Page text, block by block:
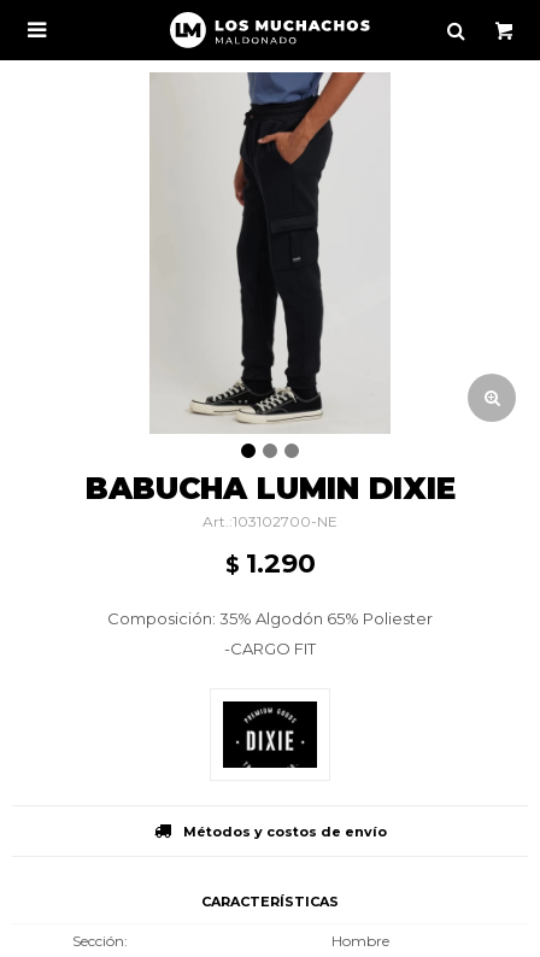

BABUCHA LUMIN DIXIE
103102700-NE
$ 1.290
Composición: 35% Algodón 65% Poliester
-CARGO FIT
Métodos y costos de envío
CARACTERÍSTICAS
Sección
Hombre